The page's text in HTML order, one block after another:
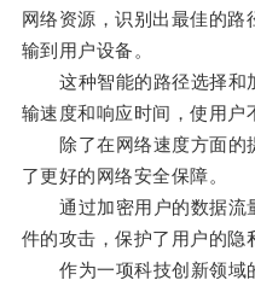
网络资源，识别出最佳的
输到用户设备。
这种智能的路径选择和
输速度和响应时间，使用户
除了在网络速度方面的
了更好的网络安全保障。
通过加密用户的数据流
件的攻击，保护了用户的隐
作为一项科技创新领域